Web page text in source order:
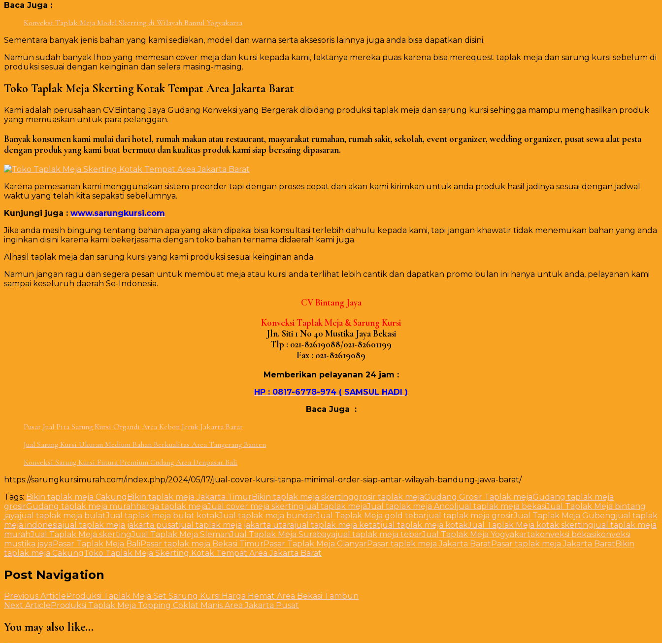
Baca Juga :
Konveksi Taplak Meja Model Skerting di Wilayah Bantul Yogyakarta
Sementara banyak jenis bahan yang kami sediakan, model dan warna serta aksesoris lainnya juga anda bisa dapatkan disini.
Namun sudah banyak lhoo yang memesan cover meja dan kursi kepada kami, faktanya mereka puas karena bisa merequest taplak meja dan sarung kursi sebelum di
produksi sesuai dengan keinginan dan selera masing-masing.
Toko Taplak Meja Skerting Kotak Tempat Area Jakarta Barat
Kami adalah perusahaan CV.Bintang Jaya Gudang Konveksi yang Bergerak dibidang produksi taplak meja dan sarung kursi sehingga mampu menghasilkan produk
yang memuaskan untuk para pelanggan.
Banyak konsumen kami mulai dari hotel, rumah makan atau restaurant, masyarakat rumahan, rumah sakit, sekolah, event organizer, wedding organizer, pusat sewa alat pesta
dengan produk yang kami buat bermutu dan kualitas produk kami siap bersaing dipasaran.
Karena pemesanan kami menggunakan sistem preorder tapi dengan proses cepat dan akan kami kirimkan untuk anda produk hasil jadinya sesuai dengan jadwal
waktu yang telah kita sepakati sebelumnya.
Kunjungi juga : www.sarungkursi.com
Jika anda masih bingung tentang bahan apa yang akan dipakai bisa konsultasi terlebih dahulu kepada kami, tapi jangan khawatir tidak menemukan bahan yang anda
inginkan disini karena kami bekerjasama dengan toko bahan ternama didaerah kami juga.
Alhasil taplak meja dan sarung kursi yang kami produksi sesuai keinginan anda.
Namun jangan ragu dan segera pesan untuk membuat meja atau kursi anda terlihat lebih cantik dan dapatkan promo bulan ini hanya untuk anda, pelayanan kami
sampai keseluruh daerah Se-Indonesia.
CV Bіntаng Jауа
Konveksi Tарlаk Mеја & Sarung Kursi
Jln. Sіtі 1 Nо 40 Muѕtіkа Jауа Bеkаѕі
Tlр : 021-82619088/021-82601199
Fаx : 021-82619089
Mеmbеrіkаn реlауаnаn 24 јаm :
HP : 0817-6778-974 ( SAMSUL HADI )
Baca Juga :
Pusat Jual Pita Sarung Kursi Organdi Area Kebon Jeruk Jakarta Barat
Jual Sarung Kursi Ukuran Medium Bahan Berkualitas Area Tangerang Banten
Konveksi Sarung Kursi Futura Premium Gudang Area Denpasar Bali
https://sarungkursimurah.com/index.php/2024/05/17/jual-cover-kursi-tanpa-minimal-order-siap-antar-wilayah-bandung-jawa-barat/
Tags: Bikin taplak meja CakungBikin taplak meja Jakarta TimurBikin taplak meja skertinggrosir taplak mejaGudang Grosir Taplak mejaGudang taplak meja
grosirGudang taplak meja murah harga taplak mejaJual cover meja skertingjual taplak mejaJual taplak meja Ancol jual taplak meja bekasiJual Taplak Meja bintang
jayajual taplak meja bulatJual taplak meja bulat kotakJual taplak meja bundarJual Taplak Meja gold tebarjual taplak meja grosirJual Taplak Meja Gubengjual taplak
meja indonesiajual taplak meja jakarta pusatjual taplak meja jakarta utarajual taplak meja ketatjual taplak meja kotakJual Taplak Meja kotak skertingjual taplak meja
murahJual Taplak Meja skertingJual Taplak Meja SlemanJual Taplak Meja Surabayajual taplak meja tebarJual Taplak Meja Yogyakarta konveksi bekasi konveksi
mustika jayaPasar Taplak Meja BaliPasar taplak meja Bekasi TimurPasar Taplak Meja GianyarPasar taplak meja Jakarta BaratPasar taplak meja Jakarta BaratBikin
taplak meja CakungToko Taplak Meja Skerting Kotak Tempat Area Jakarta Barat
Post Navigation
Previous Article Produksi Taplak Meja Set Sarung Kursi Harga Hemat Area Bekasi Tambun
Next Article Produksi Taplak Meja Topping Coklat Manis Area Jakarta Pusat
You may also like...